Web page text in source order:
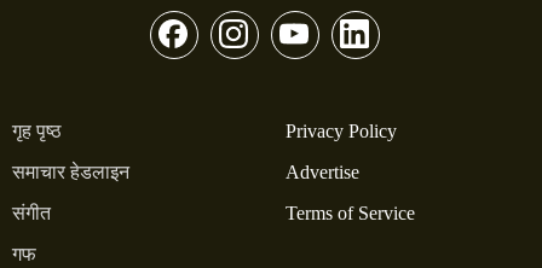
गृह पृष्ठ
समाचार हेडलाइन
संगीत
गफ
Privacy Policy
Advertise
Terms of Service